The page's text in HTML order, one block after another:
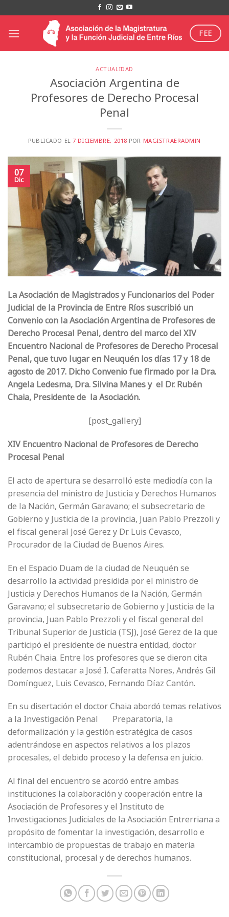
al
contenido
FEE
ACTUALIDAD
Asociación Argentina de
Profesores de Derecho Procesal
Penal
PUBLICADO EL7 DICIEMBRE, 2018 POR MAGISTRAERADMIN
07
Dic
La Asociación de Magistrados y Funcionarios del Poder
Judicial de la Provincia de Entre Ríos suscribió un
Convenio con la Asociación Argentina de Profesores de
Derecho Procesal Penal, dentro del marco del XIV
Encuentro Nacional de Profesores de Derecho Procesal
Penal, que tuvo lugar en Neuquén los días 17 y 18 de
agosto de 2017. Dicho Convenio fue firmado por la Dra.
Angela Ledesma, Dra. Silvina Manes y el Dr. Rubén
Chaia, Presidente de la Asociación.
[post_gallery]
XIV Encuentro Nacional de Profesores de Derecho
Procesal Penal
El acto de apertura se desarrolló este mediodía con la
presencia del ministro de Justicia y Derechos Humanos
de la Nación, Germán Garavano; el subsecretario de
Gobierno y Justicia de la provincia, Juan Pablo Prezzoli y
el fiscal general José Gerez y Dr. Luis Cevasco,
Procurador de la Ciudad de Buenos Aires.
En el Espacio Duam de la ciudad de Neuquén se
desarrollo la actividad presidida por el ministro de
Justicia y Derechos Humanos de la Nación, Germán
Garavano; el subsecretario de Gobierno y Justicia de la
provincia, Juan Pablo Prezzoli y el fiscal general del
Tribunal Superior de Justicia (TSJ), José Gerez de la que
participó el presidente de nuestra entidad, doctor
Rubén Chaia. Entre los profesores que se dieron cita
podemos destacar a José I. Caferatta Nores, Andrés Gil
Domínguez, Luis Cevasco, Fernando Díaz Cantón.
En su disertación el doctor Chaia abordó temas relativos
a la Investigación Penal Preparatoria, la
deformalización y la gestión estratégica de casos
adentrándose en aspectos relativos a los plazos
procesales, el debido proceso y la defensa en juicio.
Al final del encuentro se acordó entre ambas
instituciones la colaboración y cooperación entre la
Asociación de Profesores y el Instituto de
Investigaciones Judiciales de la Asociación Entrerriana a
propósito de fomentar la investigación, desarrollo e
intercambio de propuestas de trabajo en materia
constitucional, procesal y de derechos humanos.